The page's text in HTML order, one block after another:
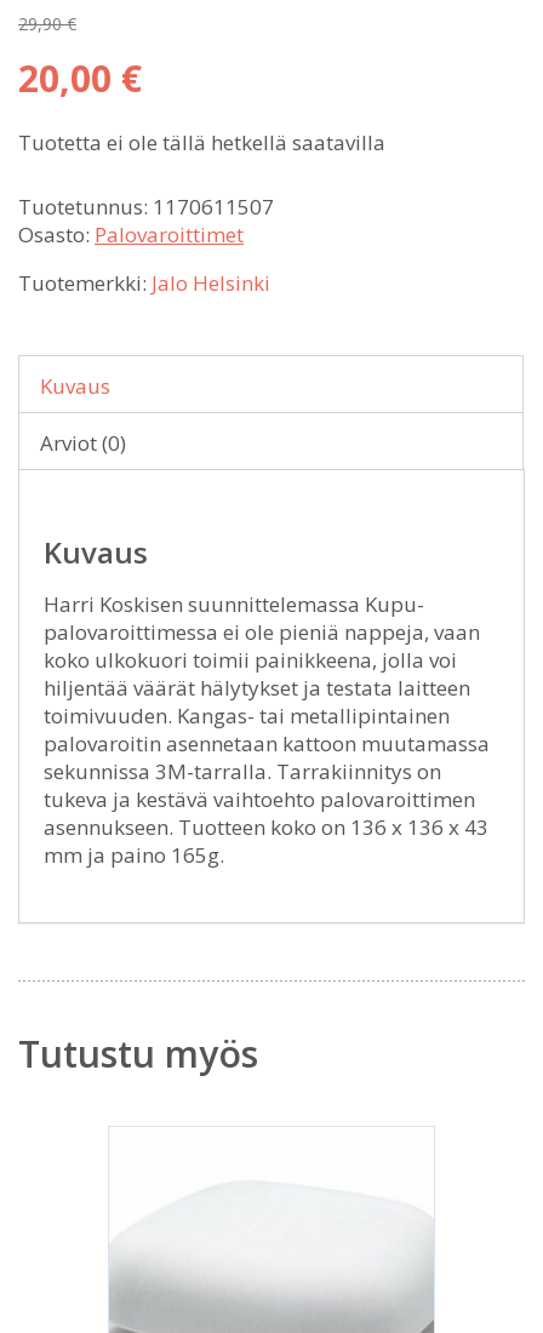
29,90€
Alkuperäinen
hinta
29,90 €.
20,00 €
hinta
20,00 €.
Tuotetta ei ole tällä hetkellä saatavilla
Tuotetunnus: 1170611507
Osasto: Palovaroittimet
Tuotemerkki: Jalo Helsinki
Kuvaus
Arviot (0)
Kuvaus
Harri Koskisen suunnittelemassa Kupu-
palovaroittimessa ei ole pieniä nappeja, vaan
koko ulkokuori toimii painikkeena, jolla voi
hiljentää väärät hälytykset ja testata laitteen
toimivuuden. Kangas- tai metallipintainen
palovaroitin asennetaan kattoon muutamassa
sekunnissa 3M-tarralla. Tarrakiinnitys on
tukeva ja kestävä vaihtoehto palovaroittimen
asennukseen. Tuotteen koko on 136 x 136 x 43
mm ja paino 165g.
Tutustu myös